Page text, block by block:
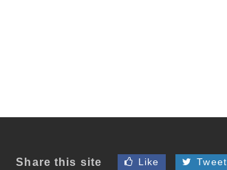
Share this site Like Tweet